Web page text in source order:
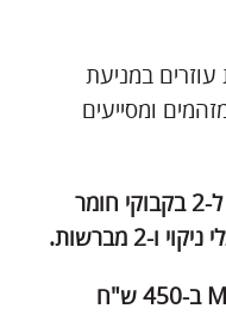
עוזרים במניעת
ומסייעים
מבצע מיוחד – 240 ש"ח בלבד ל-2 בקבוקי חומר
ב-450 ש"ח